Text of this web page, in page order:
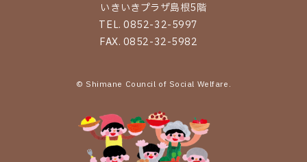
いきいきプラザ島根5階
TEL. 0852-32-5997
FAX. 0852-32-5982
© Shimane Council of Social Welfare.